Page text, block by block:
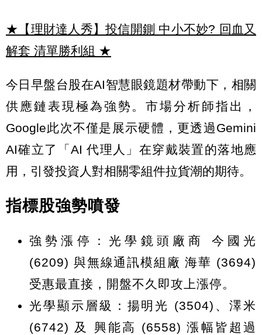
★【理財達人秀】投信開鍘 中小不妙? 回血又
解套 清單勝利組 ★
今日早盤台股在AI智慧眼鏡題材帶動下，相關
供應鏈表現極為強勢。市場分析師指出，
Google此次不僅是展示硬體，更透過Gemini
AI確立了「AI 代理人」在穿戴裝置的落地應
用，引發投資人對相關零組件拉貨潮的期待。
指標股強勢噴發
強勢漲停：光學鏡頭廠商 今國光
(6209) 與無線通訊模組廠 海華 (3694)
受惠最直接，開盤不久即攻上漲停。
光學顯示層級：揚明光 (3504)、澤米
(6742) 及 興能高 (6558) 漲幅皆超過